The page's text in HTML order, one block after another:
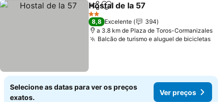
PartilharAdicionar aos favoritos
Hostal de la 57
2 Estrelas
8,8 Excelente
394
a 3.8 km de Plaza de Toros-Cormanizales
Balcão de turismo e aluguel de bicicletas
Selecione as datas para ver os preços
exatos.
Ver preços